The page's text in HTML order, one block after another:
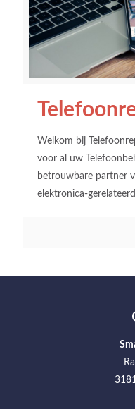
Welkom bij
voor al uw
betrouwbare partner
elektronica-